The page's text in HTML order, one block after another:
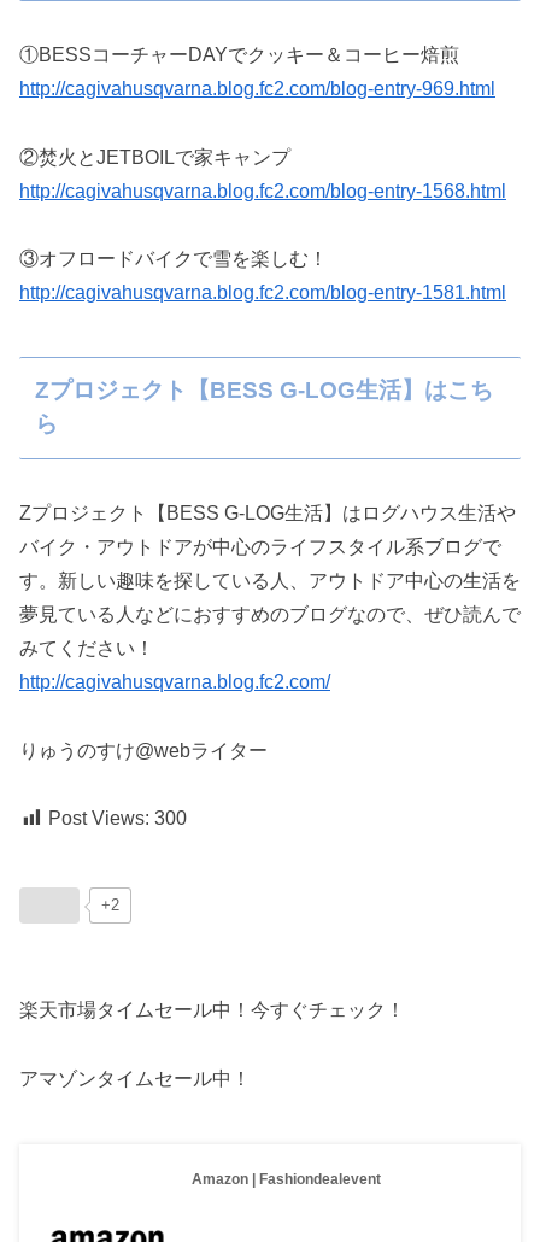
①BESSコーチャーDAYでクッキー＆コーヒー焙煎
http://cagivahusqvarna.blog.fc2.com/blog-entry-969.html
②焚火とJETBOILで家キャンプ
http://cagivahusqvarna.blog.fc2.com/blog-entry-1568.html
③オフロードバイクで雪を楽しむ！
http://cagivahusqvarna.blog.fc2.com/blog-entry-1581.html
Zプロジェクト【BESS G-LOG生活】はこち
ら
Zプロジェクト【BESS G-LOG生活】はログハウス生活や
バイク・アウトドアが中心のライフスタイル系ブログで
す。新しい趣味を探している人、アウトドア中心の生活を
夢見ている人などにおすすめのブログなので、ぜひ読んで
みてください！
http://cagivahusqvarna.blog.fc2.com/
りゅうのすけ@webライター
Post Views: 300
+2
楽天市場タイムセール中！今すぐチェック！
アマゾンタイムセール中！
Amazon | Fashiondealevent